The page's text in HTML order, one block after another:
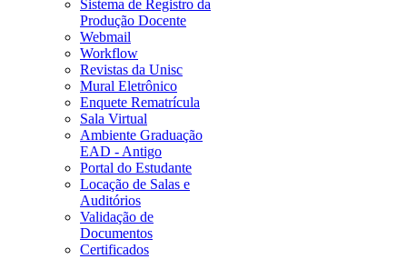
Sistema de Registro da
Produção Docente
Webmail
Workflow
Revistas da Unisc
Mural Eletrônico
Enquete Rematrícula
Sala Virtual
Ambiente Graduação
EAD - Antigo
Portal do Estudante
Locação de Salas e
Auditórios
Validação de
Documentos
Certificados